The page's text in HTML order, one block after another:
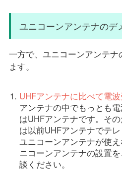
ユニコーンアンテナのデ
一方で、ユニコーンアンテナ
ます。
UHFアンテナに比べて電
アンテナの中でもっとも
はUHFアンテナです。そ
は以前UHFアンテナでテ
ユニコーンアンテナが使
ニコーンアンテナの設置
談ください。